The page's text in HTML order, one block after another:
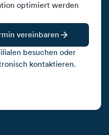
optimiert werden
vereinbaren
besuchen oder
kontaktieren.